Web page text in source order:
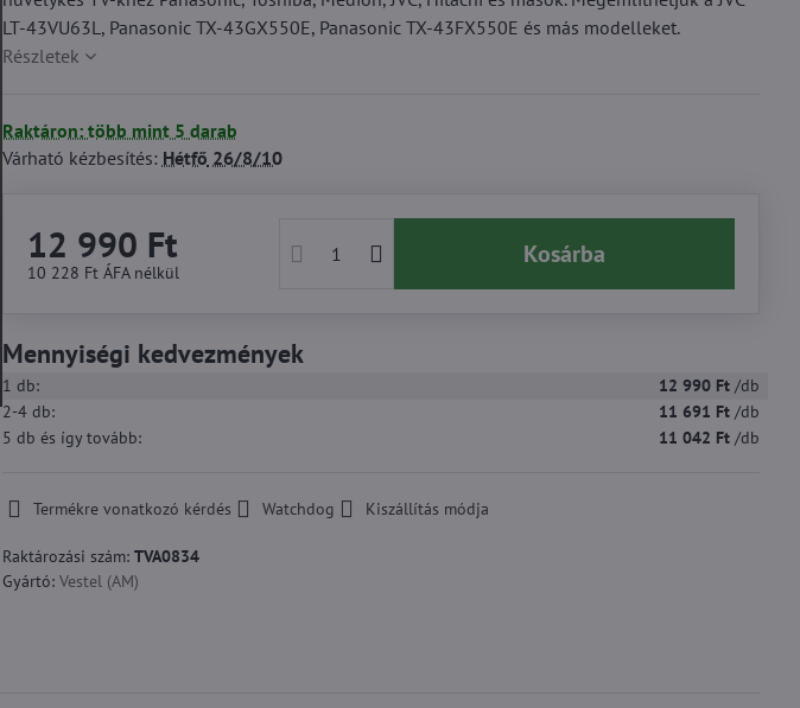
LT-43VU63L, Panasonic TX-43GX550E, Panasonic TX-43FX550E és más modelleket.
Részletek
Raktáron: több mint 5 darab
Várható kézbesítés: Hétfő 26/8/10
12 990 Ft
10 228 Ft ÁFA nélkül
Kosárba
Mennyiségi kedvezmények
1 db: 12 990 Ft /db
2-4db: 11 691 Ft /db
5 db és így tovább: 11 042 Ft /db
Termékre vonatkozó kérdés Watchdog Kiszállítás módja
Raktározási szám: TVA0834
Gyártó: Vestel (AM)